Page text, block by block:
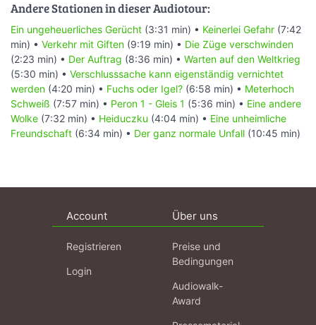
Andere Stationen in dieser Audiotour:
Ein ungeheuerliches Gerücht (3:31 min) • Keinerlei Gefahr (7:42
min) • Verkehr mit Giften (9:19 min) • Die Züge verschwinden
(2:23 min) • Der Auftrag (8:36 min) • Warten auf den Weltkrieg
(5:30 min) • Verschlusssache kann eigenständig vernichtet
werden (4:20 min) • Fuchs oder Igel? (6:58 min) • Meterhoch
Schweiß (7:57 min) • Peron 1 - Gleis 1 (5:36 min) • Eine andere
Wolke (7:32 min) • Heiduczku (4:04 min) • Eine unheimliche
Freundschaft (6:34 min) • Der ganz normale Unfall (10:45 min)
Account
Registrieren
Login
Über uns
Preise und
Bedingungen
Audiowalk-
Award